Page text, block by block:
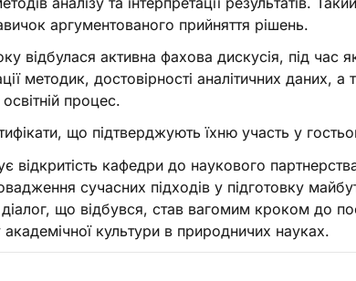
аргументованого прийняття рішень.
відбулася активна фахова дискусія, під час
методик, достовірності аналітичних даних, а
процес.
що підтверджують їхню участь у
відкритість кафедри до наукового
сучасних підходів у підготовку
що відбувся, став вагомим кроком до
академічної культури в природничих науках.